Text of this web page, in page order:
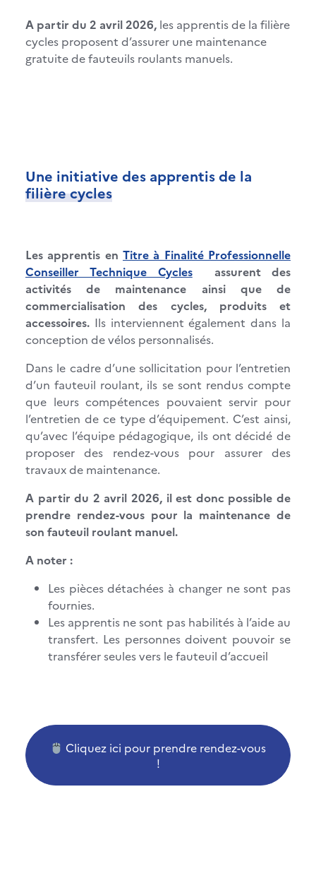
A partir du 2 avril 2026, les apprentis de la filière
cycles proposent d’assurer une maintenance
gratuite de fauteuils roulants manuels.
Une initiative des apprentis de la
filière cycles
Les apprentis en Titre à Finalité Professionnelle
Conseiller Technique Cyclesassurent des
activités de maintenance ainsi que de
commercialisation des cycles, produits et
accessoires. Ils interviennent également dans la
conception de vélos personnalisés.
Dans le cadre d’une sollicitation pour l’entretien
d’un fauteuil roulant, ils se sont rendus compte
que leurs compétences pouvaient servir pour
l’entretien de ce type d’équipement. C’est ainsi,
qu’avec l’équipe pédagogique, ils ont décidé de
proposer des rendez-vous pour assurer des
travaux de maintenance.
A partir du 2 avril 2026, il est donc possible de
prendre rendez-vous pour la maintenance de
son fauteuil roulant manuel.
A noter :
Les pièces détachées à changer ne sont pas
fournies.
Les apprentis ne sont pas habilités à l’aide au
transfert. Les personnes doivent pouvoir se
transférer seules vers le fauteuil d’accueil
Cliquez ici pour prendre rendez-vous
!